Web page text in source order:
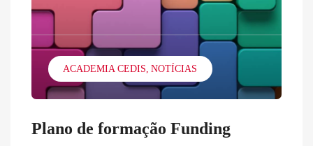
ACADEMIA CEDIS NOTÍCIAS
Plano de formação Funding